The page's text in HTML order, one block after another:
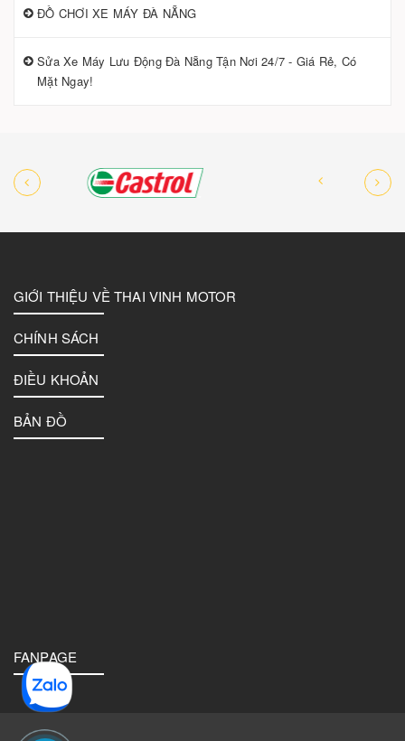
ĐỒ CHƠI XE MÁY ĐÀ NẴNG
Sửa Xe Máy Lưu Động Đà Nẵng Tận Nơi 24/7 - Giá Rẻ, Có
Mặt Ngay!
GIỚI THIỆU VỀ THAI VINH MOTOR
CHÍNH SÁCH
ĐIỀU KHOẢN
BẢN ĐỒ
FANPAGE